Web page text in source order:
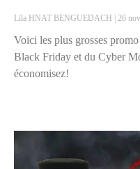
Lila HNAT BENGUEDACH 26
Voici les plus grosses
Black Friday et du Cyber
économisez!